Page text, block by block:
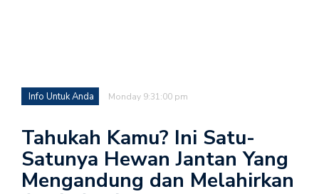
Info Untuk Anda Monday 9:31:00 pm
Tahukah Kamu? Ini Satu-
Satunya Hewan Jantan Yang
Mengandung dan Melahirkan